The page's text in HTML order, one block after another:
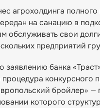
агрохолдинга
на санацию в
обслуживать свои
предприятий
заявлению банка
процедура
бройлер» —
которого